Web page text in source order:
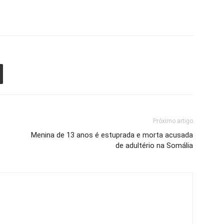
Próximo artigo
Menina de 13 anos é estuprada e morta acusada
de adultério na Somália